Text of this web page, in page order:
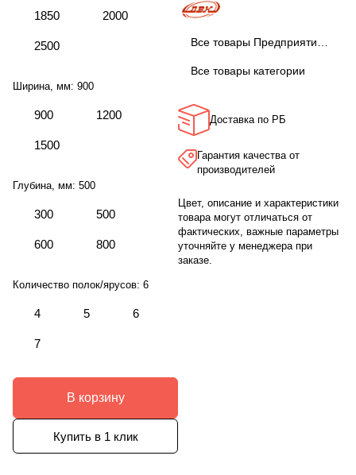
1850 2000
2500
Ширина, мм: 900
900 1200
1500
Глубина, мм: 500
300 500
600 800
Количество полок/ярусов: 6
4 5 6
7
В корзину
Купить в 1 клик
Все товары Предприятие ДВК
Все товары категории
Доставка по РБ
Гарантия качества от
производителей
Цвет, описание и характеристики
товара могут отличаться от
фактических, важные параметры
уточняйте у менеджера при
заказе.